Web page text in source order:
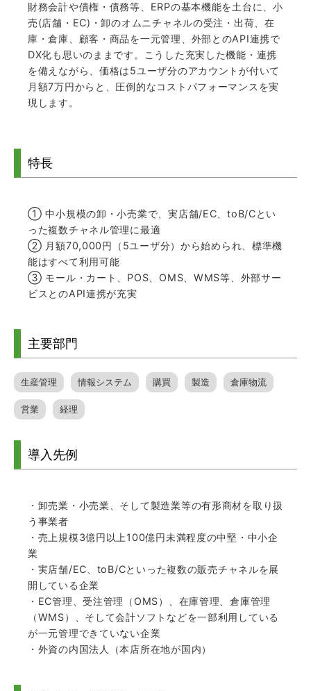
財務会計や債権・債務等、ERPの基本機能を土台に、小
売(店舗・EC)・卸のオムニチャネルの受注・出荷、在
庫・倉庫、顧客・商品を一元管理、外部とのAPI連携で
DX化も思いのままです。こうした充実した機能・連携
を備えながら、価格は5ユーザ分のアカウントが付いて
月額7万円からと、圧倒的なコストパフォーマンスを実
現します。
特長
① 中小規模の卸・小売業で、実店舗/EC、toB/Cとい
った複数チャネル管理に最適
② 月額70,000円（5ユーザ分）から始められ、標準機
能はすべて利用可能
③ モール・カート、POS、OMS、WMS等、外部サー
ビスとのAPI連携が充実
主要部門
生産管理 情報システム 購買 製造 倉庫物流
営業 経理
導入先例
・卸売業・小売業、そして製造業等の有形商材を取り扱
う事業者
・売上規模3億円以上100億円未満程度の中堅・中小企
業
・実店舗/EC、toB/Cといった複数の販売チャネルを展
開している企業
・EC管理、受注管理（OMS）、在庫管理、倉庫管理
（WMS）、そして会計ソフトなどを一部利用している
が一元管理できていない企業
・外資の内国法人（本店所在地が国内）